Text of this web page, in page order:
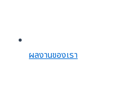
ผลงานของเรา